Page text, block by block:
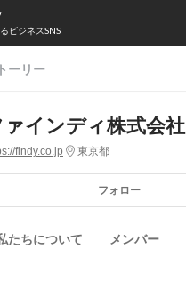
ビジネスSNS
ーリー
ァインディ株式会社
findy.co.jp 東京都
フォロー
たちについて メンバー